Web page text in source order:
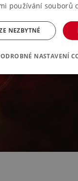
používání souborů
NEZBYTNÉ
NASTAVENÍ